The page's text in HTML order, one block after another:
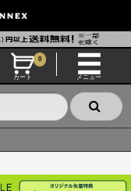
カート
0
メニュー